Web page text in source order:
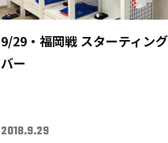
9/29・福岡戦 スターティン
バー
2018.9.29